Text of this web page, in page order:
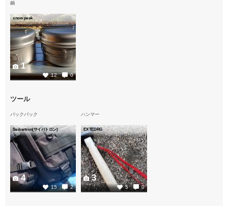
鍋
snow peak
12 0
1
ツール
バックパック
Seibertron(サイバトロン)
15 2
4
ハンマー
EXTEDRG
5 0
3